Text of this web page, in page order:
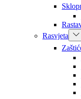
Rasvjeta